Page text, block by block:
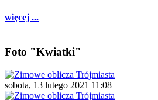
więcej ...
Foto "Kwiatki"
sobota, 13 lutego 2021 11:08